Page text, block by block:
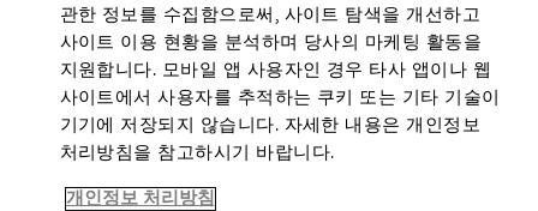
관한 정보를 수집함으로써, 사이트 탐색을 개선하고
사이트 이용 현황을 분석하며 당사의 마케팅 활동을
지원합니다. 모바일 앱 사용자인 경우 타사 앱이나 웹
사이트에서 사용자를 추적하는 쿠키 또는 기타 기술이
기기에 저장되지 않습니다. 자세한 내용은 개인정보
처리방침을 참고하시기 바랍니다.
개인정보 처리방침